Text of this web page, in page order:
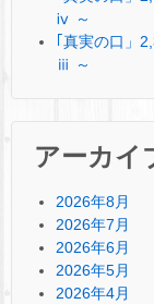
ⅳ ～
｢真実の口」
ⅲ ～
アーカイ
2026年8月
2026年7月
2026年6月
2026年5月
2026年4月